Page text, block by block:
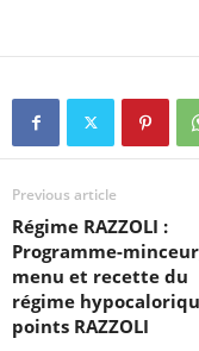
Previous article
Régime RAZZOLI :
Programme-
menu et recette du
régime
points RAZZOLI